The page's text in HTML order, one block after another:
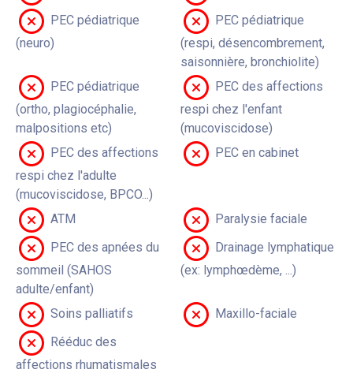
PEC pédiatrique
(neuro)
PEC pédiatrique
(respi, désencombrement,
saisonnière, bronchiolite)
PEC pédiatrique
(ortho, plagiocéphalie,
malpositions etc)
PEC des affections
respi chez l'enfant
(mucoviscidose)
PEC des affections
respi chez l'adulte
(mucoviscidose, BPCO...)
PEC en cabinet
ATM
Paralysie faciale
PEC des apnées du
sommeil (SAHOS
adulte/enfant)
Drainage lymphatique
(ex: lymphœdème, ...)
Soins palliatifs
Maxillo-faciale
Rééduc des
affections rhumatismales